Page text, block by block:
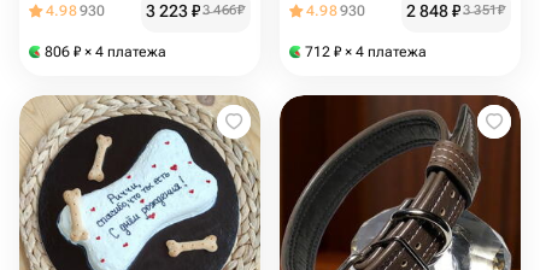
4.98930 3 223₽3 466₽
806 ₽ × 4 платежа
4.98930 2 848₽3 351₽
712 ₽ × 4 платежа